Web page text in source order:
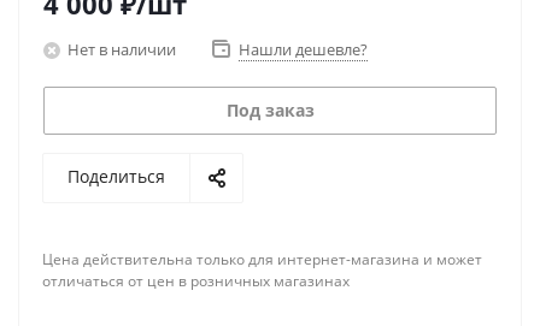
Нет в наличии Нашли дешевле?
Под заказ
Поделиться
Цена действительна только для интернет-магазина и может
отличаться от цен в розничных магазинах